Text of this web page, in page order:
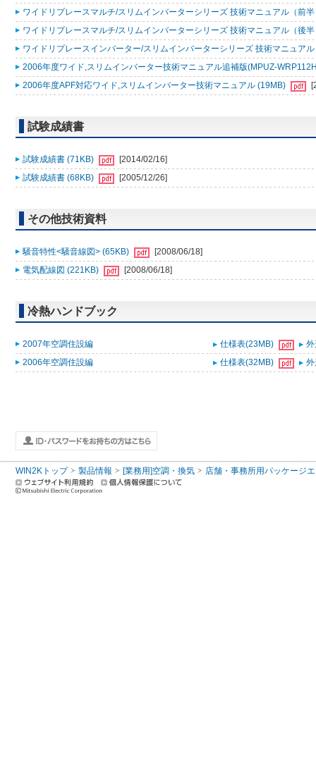
ワイドリプレースマルチ/スリムインバーターシリーズ 技術マニュアル（前
ワイドリプレースマルチ/スリムインバーターシリーズ 技術マニュアル（後
ワイドリプレースインバーター/スリムインバーターシリーズ 技術マニュア
2006年度ワイド,スリムインバーター技術マニュアル追補版(MPUZ-
2006年度APF対応ワイド,スリムインバーター技術マニュアル (19MB)
試験成績書
試験成績書 (71KB)
[2014/02/16]
試験成績書 (68KB)
[2005/12/26]
その他技術資料
騒音特性<騒音線図> (65KB)
[2008/06/18]
電気配線図 (221KB)
[2008/06/18]
冷熱ハンドブック
2007年空調住設編 仕様表(23MB)
2006年空調住設編
仕様表(32MB)
WIN2Kトップ 製品情報 [業務用]空調・換気 店舗・事務所用パッケージ